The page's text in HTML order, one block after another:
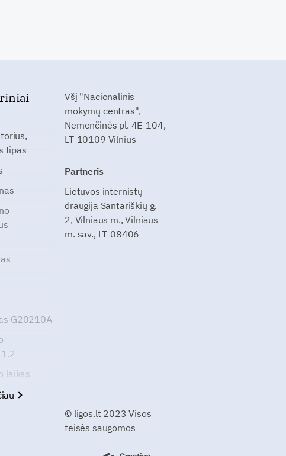
tipas
G20210A
laikas
Všį "Nacionalinis
mokymų centras",
Nemenčinės pl. 4E-104,
LT-10109 Vilnius
Partneris
Lietuvos internistų
draugija Santariškių g.
2, Vilniaus m., Vilniaus
m. sav., LT-08406
© ligos.lt 2023 Visos
teisės saugomos